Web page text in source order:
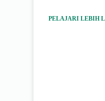
PELAJARI LEBIH